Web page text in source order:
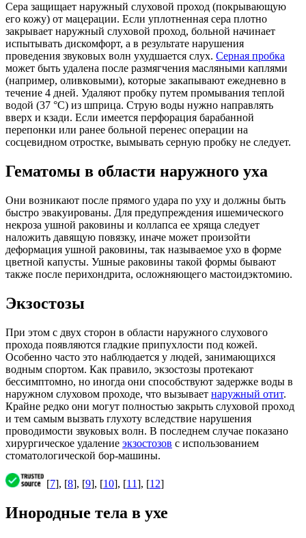
Сера защищает наружный слуховой проход (покрывающую
его кожу) от мацерации. Если уплотненная сера плотно
закрывает наружный слуховой проход, больной начинает
испытывать дискомфорт, а в результате нарушения
проведения звуковых волн ухудшается слух. Серная пробка
может быть удалена после размягчения масляными каплями
(например, оливковыми), которые закапывают ежедневно в
течение 4 дней. Удаляют пробку путем промывания теплой
водой (37 °С) из шприца. Струю воды нужно направлять
вверх и кзади. Если имеется перфорация барабанной
перепонки или ранее больной перенес операции на
сосцевидном отростке, вымывать серную пробку не следует.
Гематомы в области наружного уха
Они возникают после прямого удара по уху и должны быть
быстро эвакуированы. Для предупреждения ишемического
некроза ушной раковины и коллапса ее хряща следует
наложить давящую повязку, иначе может произойти
деформация ушной раковины, так называемое ухо в форме
цветной капусты. Ушные раковины такой формы бывают
также после перихондрита, осложняющего мастоидэктомию.
Экзостозы
При этом с двух сторон в области наружного слухового
прохода появляются гладкие припухлости под кожей.
Особенно часто это наблюдается у людей, занимающихся
водным спортом. Как правило, экзостозы протекают
бессимптомно, но иногда они способствуют задержке воды в
наружном слуховом проходе, что вызывает наружный отит.
Крайне редко они могут полностью закрыть слуховой проход
и тем самым вызвать глухоту вследствие нарушения
проводимости звуковых волн. В последнем случае показано
хирургическое удаление экзостозов с использованием
стоматологической бор-машины.
[7], [8], [9], [10], [11], [12]
Инородные тела в ухе